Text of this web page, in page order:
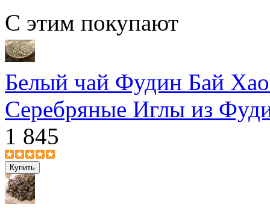
С этим покупают
Белый чай Фудин Бай
Серебряные Иглы из
1 845